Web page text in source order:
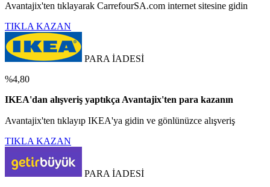
Avantajix'ten tıklayarak CarrefourSA.com internet sitesine gidin
TIKLA KAZAN
PARA İADESİ
%4,80
IKEA'dan alışveriş yaptıkça Avantajix'ten para kazanın
Avantajix'ten tıklayıp IKEA'ya gidin ve gönlünüzce alışveriş
TIKLA KAZAN
PARA İADESİ